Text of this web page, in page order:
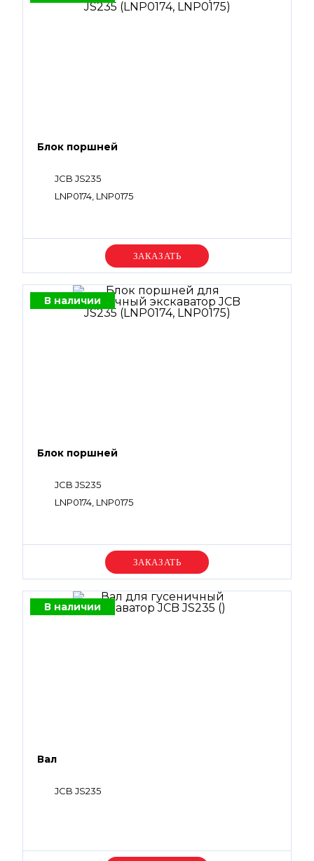
Блок поршней
JCB JS235
LNP0174, LNP0175
Уточняйте цену
В наличии
Блок поршней
JCB JS235
LNP0174, LNP0175
Уточняйте цену
В наличии
Вал
JCB JS235